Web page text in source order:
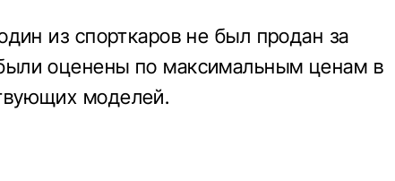
из спорткаров не был продан за
оценены по максимальным ценам в
моделей.